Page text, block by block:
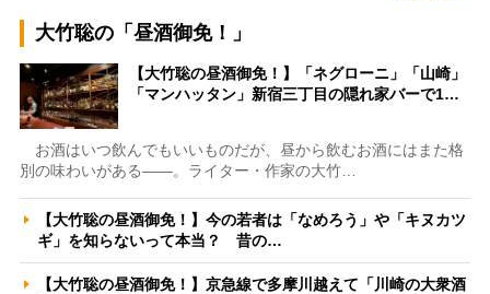
大竹聡の「昼酒御免！」
【大竹聡の昼酒御免！】「ネグローニ」「山崎」
「マンハッタン」新宿三丁目の隠れ家バーで1…
お酒はいつ飲んでもいいものだが、昼から飲むお酒にはまた格
別の味わいがある――。ライター・作家の大竹…
【大竹聡の昼酒御免！】今の若者は「なめろう」や「キヌカツ
ギ」を知らないって本当？ 昔の…
【大竹聡の昼酒御免！】京急線で多摩川越えて「川崎の大衆酒